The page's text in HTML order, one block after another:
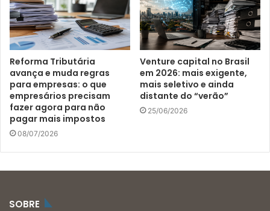
Reforma Tributária
avança e muda regras
para empresas: o que
empresários precisam
fazer agora para não
pagar mais impostos
08/07/2026
Venture capital no Brasil
em 2026: mais exigente,
mais seletivo e ainda
distante do “verão”
25/06/2026
SOBRE